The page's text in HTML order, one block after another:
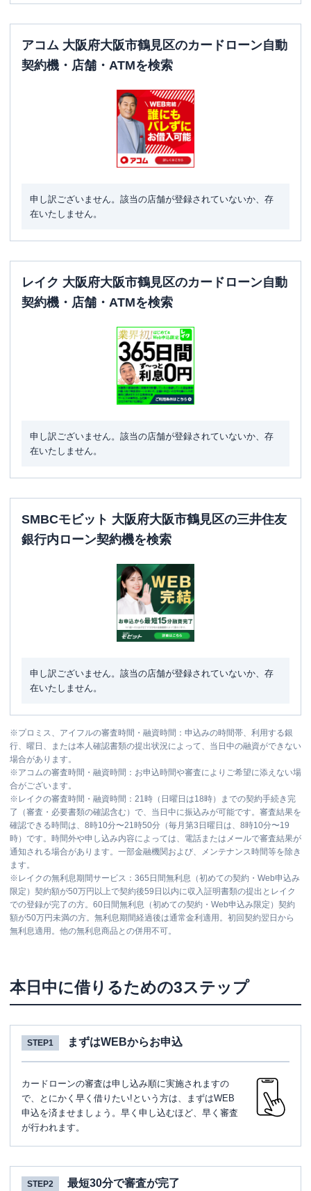
アコム 大阪府大阪市鶴見区のカードローン自動
契約機・店舗・ATMを検索
申し訳ございません。該当の店舗が登録されていないか、存
在いたしません。
レイク 大阪府大阪市鶴見区のカードローン自動
契約機・店舗・ATMを検索
申し訳ございません。該当の店舗が登録されていないか、存
在いたしません。
SMBCモビット 大阪府大阪市鶴見区の三井住友
銀行内ローン契約機を検索
申し訳ございません。該当の店舗が登録されていないか、存
在いたしません。
※プロミス、アイフルの審査時間・融資時間：申込みの時間帯、利用する銀
行、曜日、または本人確認書類の提出状況によって、当日中の融資ができない
場合があります。
※アコムの審査時間・融資時間：お申込時間や審査によりご希望に添えない場
合がございます。
※ レイクの審査時間・融資時間：21時（日曜日は18時）までの契約手続き完
了（審査・必要書類の確認含む）で、当日中に振込みが可能です。審査結果を
確認できる時間は、8時10分〜21時50分（毎月第3日曜日は、8時10分〜19
時）です。時間外や申し込み内容によっては、電話またはメールで審査結果が
通知される場合があります。一部金融機関および、メンテナンス時間等を除き
ます。
※ レイクの無利息期間サービス：365日間無利息（初めての契約・Web申込み
限定）契約額が50万円以上で契約後59日以内に収入証明書類の提出とレイク
での登録が完了の方。60日間無利息（初めての契約・Web申込み限定）契約
額が50万円未満の方。無利息期間経過後は通常金利適用。初回契約翌日から
無利息適用。他の無利息商品との併用不可。
本日中に借りるための3ステップ
STEP1 まずはWEBからお申込
カードローンの審査は申し込み順に実施されますの
で、とにかく早く借りたい!という方は、まずはWEB
申込を済ませましょう。早く申し込むほど、早く審査
が行われます。
STEP2 最短30分で審査が完了